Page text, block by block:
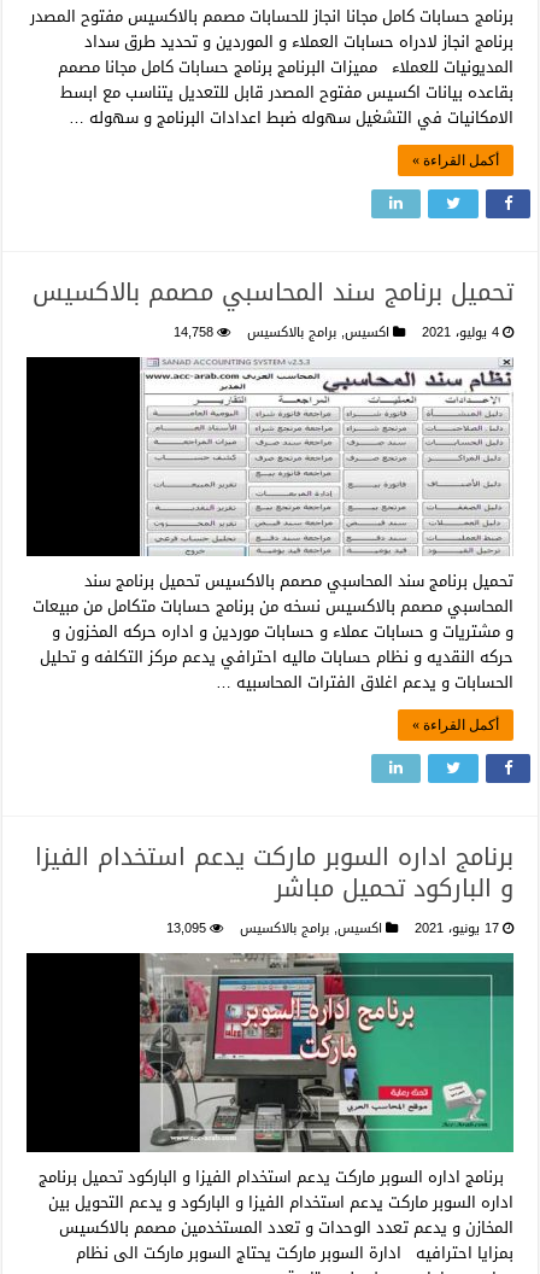
برنامج حسابات كامل مجانا انجاز للحسابات مصمم بالاكسيس مفتوح المصدر
برنامج انجاز لادراه حسابات العملاء و الموردين و تحديد طرق سداد
المديونيات للعملاء مميزات البرنامج برنامج حسابات كامل مجانا مصمم
بقاعده بيانات اكسيس مفتوح المصدر قابل للتعديل يتناسب مع ابسط
الامكانيات في التشغيل سهوله ضبط اعدادات البرنامج و سهوله …
أكمل القراءة »
تحميل برنامج سند المحاسبي مصمم بالاكسيس
4 يوليو، 2021 اكسيس, برامج بالاكسيس 14,758
تحميل برنامج سند المحاسبي مصمم بالاكسيس تحميل برنامج سند
المحاسبي مصمم بالاكسيس نسخه من برنامج حسابات متكامل من مبيعات
و مشتريات و حسابات عملاء و حسابات موردين و اداره حركه المخزون و
حركه النقديه و نظام حسابات ماليه احترافي يدعم مركز التكلفه و تحليل
الحسابات و يدعم اغلاق الفترات المحاسبيه …
أكمل القراءة »
برنامج اداره السوبر ماركت يدعم استخدام الفيزا
و الباركود تحميل مباشر
17 يونيو، 2021 اكسيس, برامج بالاكسيس 13,095
برنامج اداره السوبر ماركت يدعم استخدام الفيزا و الباركود تحميل برنامج
اداره السوبر ماركت يدعم استخدام الفيزا و الباركود و يدعم التحويل بين
المخازن و يدعم تعدد الوحدات و تعدد المستخدمين مصمم بالاكسيس
بمزايا احترافيه ادارة السوبر ماركت يحتاج السوبر ماركت الى نظام